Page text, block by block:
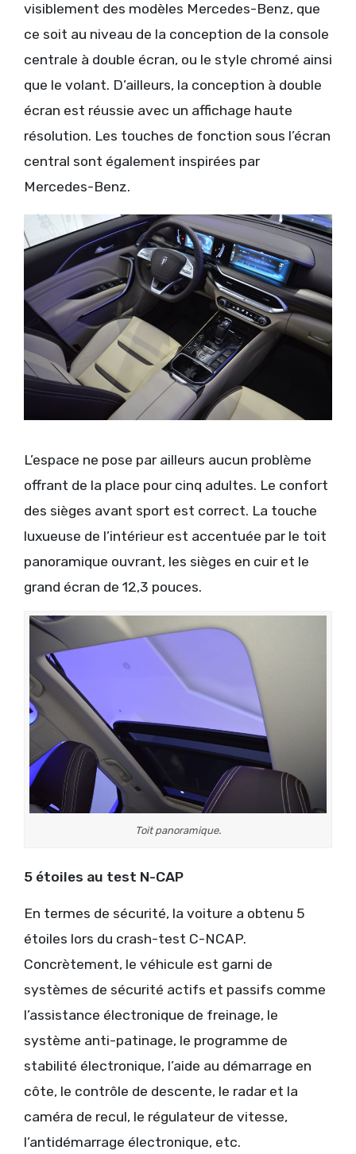
visiblement des modèles Mercedes-Benz, que
ce soit au niveau de la conception de la console
centrale à double écran, ou le style chromé ainsi
que le volant. D’ailleurs, la conception à double
écran est réussie avec un affichage haute
résolution. Les touches de fonction sous l’écran
central sont également inspirées par
Mercedes-Benz.
L’espace ne pose par ailleurs aucun problème
offrant de la place pour cinq adultes. Le confort
des sièges avant sport est correct. La touche
luxueuse de l’intérieur est accentuée par le toit
panoramique ouvrant, les sièges en cuir et le
grand écran de 12,3 pouces.
Toit panoramique.
5 étoiles au test N-CAP
En termes de sécurité, la voiture a obtenu 5
étoiles lors du crash-test C-NCAP.
Concrètement, le véhicule est garni de
systèmes de sécurité actifs et passifs comme
l’assistance électronique de freinage, le
système anti-patinage, le programme de
stabilité électronique, l’aide au démarrage en
côte, le contrôle de descente, le radar et la
caméra de recul, le régulateur de vitesse,
l’antidémarrage électronique, etc.